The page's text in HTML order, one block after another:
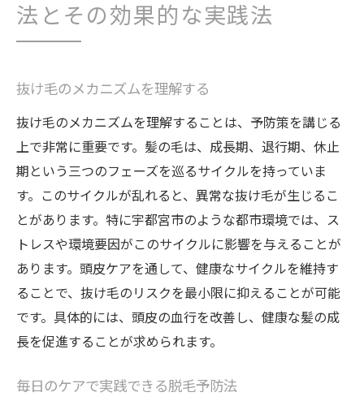
法とその効果的な実践法
抜け毛のメカニズムを理解する
抜け毛のメカニズムを理解することは、予防策を講じる
上で非常に重要です。髪の毛は、成長期、退行期、休止
期という三つのフェーズを巡るサイクルを持っていま
す。このサイクルが乱れると、異常な抜け毛が生じるこ
とがあります。特に宇都宮市のような都市環境では、ス
トレスや環境要因がこのサイクルに影響を与えることが
あります。頭皮ケアを通して、健康なサイクルを維持す
ることで、抜け毛のリスクを最小限に抑えることが可能
です。具体的には、頭皮の血行を改善し、健康な髪の成
長を促進することが求められます。
毎日のケアで実践できる脱毛予防法